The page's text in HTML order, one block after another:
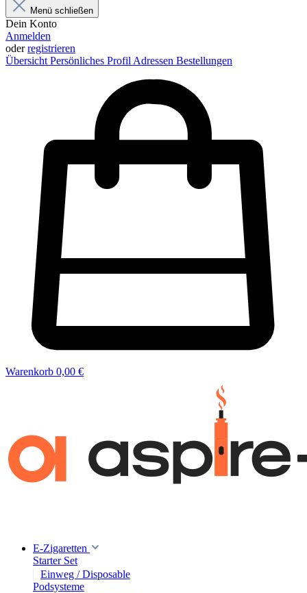
Menü schließen
Dein Konto
Anmelden
oderregistrieren
Übersicht Persönliches Profil Adressen Bestellungen
Warenkorb 0,00 €
E-Zigaretten
Starter Set
Einweg / Disposable
Podsysteme